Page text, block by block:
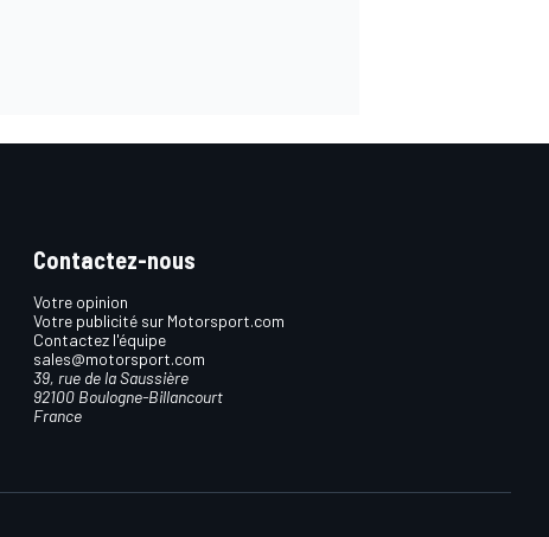
Contactez-nous
Votre opinion
Votre publicité sur Motorsport.com
Contactez l'équipe
sales@motorsport.com
39, rue de la Saussière
92100 Boulogne-Billancourt
France